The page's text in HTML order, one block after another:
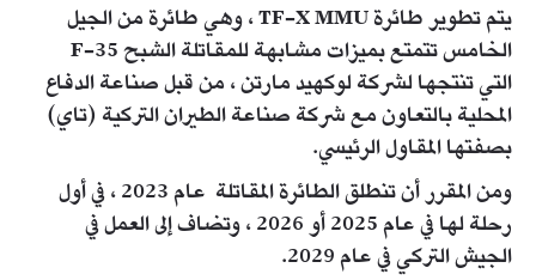
يتم تطوير طائرة TF-X MMU ، وهي طائرة من الجيل
الخامس تتمتع بميزات مشابهة للمقاتلة الشبح F-35
التي تنتجها لشركة لوكهيد مارتن ، من قبل صناعة الدفاع
المحلية بالتعاون مع شركة صناعة الطيران التركية (تاي)
بصفتها المقاول الرئيسي.
ومن المقرر أن تنطلق الطائرة المقاتلة عام 2023 ، في أول
رحلة لها في عام 2025 أو 2026 ، وتضاف إلى العمل في
الجيش التركي في عام 2029.